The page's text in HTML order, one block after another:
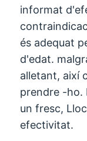
informat
és adequat
d'edat.
alletant, així
prendre -ho.
un fresc,
efectivitat.